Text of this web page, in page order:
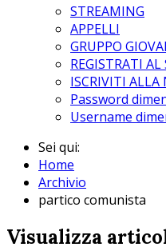
STREAMING
APPELLI
GRUPPO
REGISTRATI AL
ISCRIVITI ALLA
Password
Username
Sei qui:
Home
Archivio
partico comunista
Visualizza